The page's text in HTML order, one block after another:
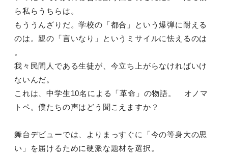
ら私らうちらは。
もううんざりだ。学校の「都合」という爆弾に耐える
のは。親の「言いなり」というミサイルに怯えるのは
。
我々民間人である生徒が、今立ち上がらなければいけ
ないんだ。
これは、中学生10名による「革命」の物語。 オノマ
トペ。僕たちの声はどう聞こえますか？
舞台デビューでは、よりまっすぐに「今の等身大の思
い」を届けるために硬派な題材を選択。